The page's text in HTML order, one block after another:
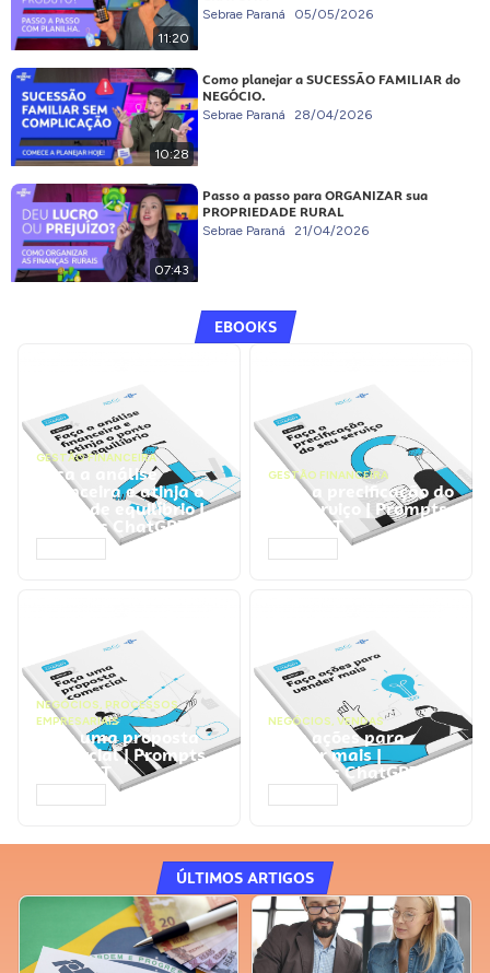
11:20
Sebrae Paraná 05/05/2026
10:28
Como planejar a SUCESSÃO FAMILIAR do
NEGÓCIO.
Sebrae Paraná 28/04/2026
07:43
Passo a passo para ORGANIZAR sua
PROPRIEDADE RURAL
Sebrae Paraná 21/04/2026
EBOOKS
GESTÃO FINANCEIRA
Faça a análise
financeira e atinja o
ponto de equilíbrio |
Prompts ChatGPT
GESTÃO FINANCEIRA
Faça a precificação do
seu serviço | Prompts
ChatGPT
NEGÓCIOS, PROCESSOS
EMPRESARIAIS
Faça uma proposta
comercial | Prompts
ChatGPT
NEGÓCIOS, VENDAS
Faça ações para
vender mais |
Prompts ChatGPT
ÚLTIMOS ARTIGOS